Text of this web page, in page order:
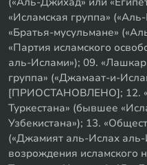
«Исламская группа»
«Братья-мусульмане»
«Партия исламского
аль-Ислами»); 09.
группа» («Джамаат-и-
[ПРИОСТАНОВЛЕНО]; 12.
Туркестана» (бывшее
Узбекистана»); 13.
(«Джамият аль-Ислах
возрождения исламского